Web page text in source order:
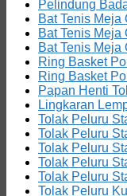
Pelindung
Bat Tenis Meja
Bat Tenis Meja
Bat Tenis
Ring Basket
Ring Basket
Papan Henti
Lingkaran
Tolak Peluru
Tolak Peluru
Tolak Peluru
Tolak Peluru
Tolak Peluru
Tolak Peluru